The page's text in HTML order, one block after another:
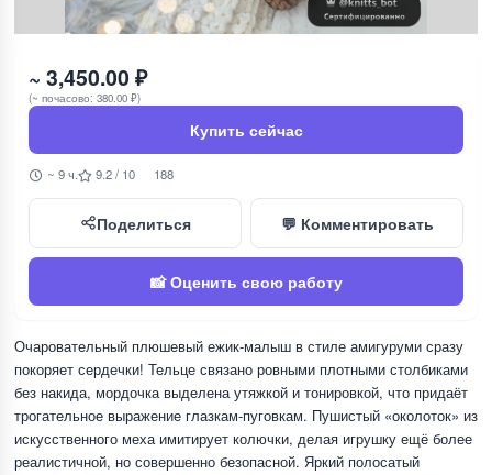
~ 3,450.00 ₽
(~ почасово: 380.00 ₽)
Купить сейчас
~ 9 ч. 9.2 / 10 188
Поделиться 💬 Комментировать
📸 Оценить свою работу
Очаровательный плюшевый ежик-малыш в стиле амигуруми сразу
покоряет сердечки! Тельце связано ровными плотными столбиками
без накида, мордочка выделена утяжкой и тонировкой, что придаёт
трогательное выражение глазкам-пуговкам. Пушистый «околоток» из
искусственного меха имитирует колючки, делая игрушку ещё более
реалистичной, но совершенно безопасной. Яркий полосатый